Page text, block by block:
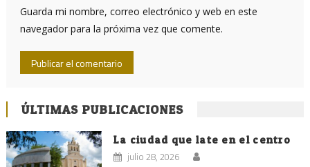
Guarda mi nombre, correo electrónico y web en este
navegador para la próxima vez que comente.
ÚLTIMAS PUBLICACIONES
La ciudad que late en el centro
julio 28, 2026